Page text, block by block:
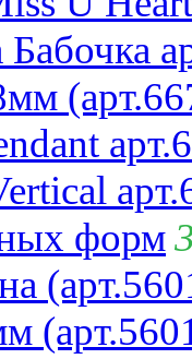
форм